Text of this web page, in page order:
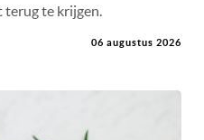
terug te krijgen.
06 augustus 2026